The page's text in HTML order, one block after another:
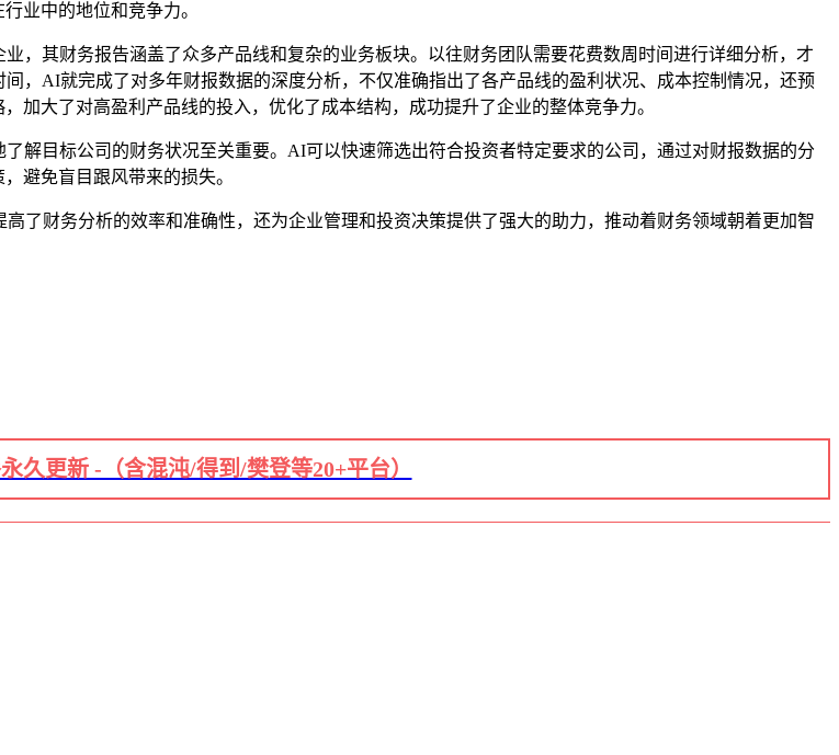
业中的地位和竞争力。
，其财务报告涵盖了众多产品线和复杂的业务板块。以往财务团队需要花费数周时间进行详细分析，才
，AI就完成了对多年财报数据的深度分析，不仅准确指出了各产品线的盈利状况、成本控制情况，还预
大了对高盈利产品线的投入，优化了成本结构，成功提升了企业的整体竞争力。
解目标公司的财务状况至关重要。AI可以快速筛选出符合投资者特定要求的公司，通过对财报数据的分
避免盲目跟风带来的损失。
了财务分析的效率和准确性，还为企业管理和投资决策提供了强大的助力，推动着财务领域朝着更加智
久更新 -（含混沌/得到/樊登等20+平台）